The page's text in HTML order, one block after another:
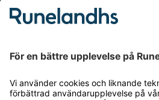
Personuppgiftshantering
OM RUNELANDHS